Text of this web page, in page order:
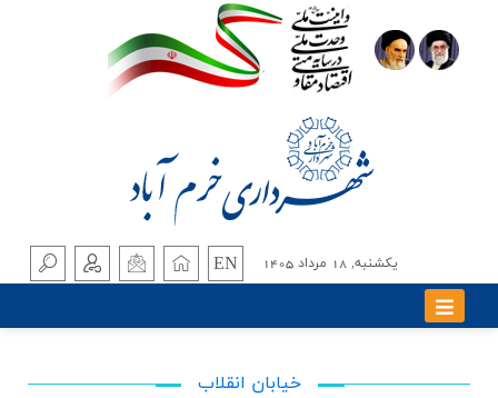
يکشنبه, 18 مرداد 1405 EN
خیابان انقلاب